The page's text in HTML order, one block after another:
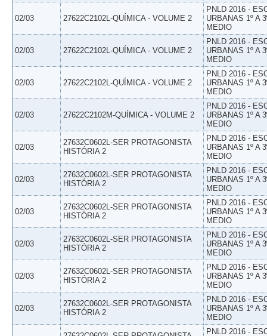
02/03 27622C2102L-QUÍMICA - VOLUME 2
PNLD 2016 -
URBANAS 1º A
MEDIO
02/03 27622C2102L-QUÍMICA - VOLUME 2
PNLD 2016 -
URBANAS 1º A
MEDIO
02/03 27622C2102L-QUÍMICA - VOLUME 2
PNLD 2016 -
URBANAS 1º A
MEDIO
02/03 27622C2102M-QUÍMICA - VOLUME 2
PNLD 2016 -
URBANAS 1º A
MEDIO
02/03
27632C0602L-SER PROTAGONISTA
HISTÓRIA 2
PNLD 2016 -
URBANAS 1º A
MEDIO
02/03
27632C0602L-SER PROTAGONISTA
HISTÓRIA 2
PNLD 2016 -
URBANAS 1º A
MEDIO
02/03
27632C0602L-SER PROTAGONISTA
HISTÓRIA 2
PNLD 2016 -
URBANAS 1º A
MEDIO
02/03
27632C0602L-SER PROTAGONISTA
HISTÓRIA 2
PNLD 2016 -
URBANAS 1º A
MEDIO
02/03
27632C0602L-SER PROTAGONISTA
HISTÓRIA 2
PNLD 2016 -
URBANAS 1º A
MEDIO
02/03
27632C0602L-SER PROTAGONISTA
HISTÓRIA 2
PNLD 2016 -
URBANAS 1º A
MEDIO
PNLD 2016 -